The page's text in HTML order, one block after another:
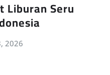
Liburan Seru
2026